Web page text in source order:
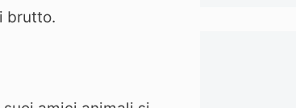
brutto.